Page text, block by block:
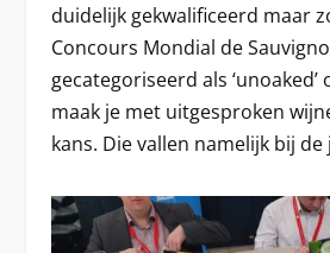
duidelijk gekwalificeerd maar
Concours Mondial de
gecategoriseerd als ‘unoaked’
maak je met uitgesproken
kans. Die vallen namelijk bij de